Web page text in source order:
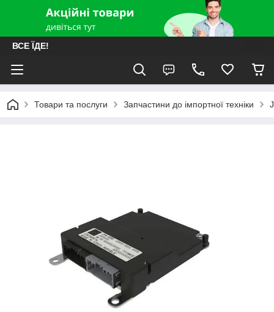
ВСЕ ЇДЕ!
Товари та послуги Запчастини до імпортної техніки